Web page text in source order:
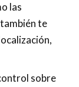
las
te
sobre